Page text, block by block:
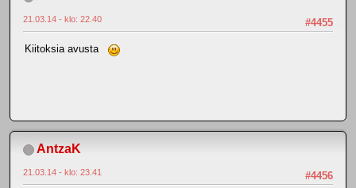
#4455
21.03.14 - klo: 22.40
Kiitoksia avusta
AntzaK
#4456
21.03.14 - klo: 23.41